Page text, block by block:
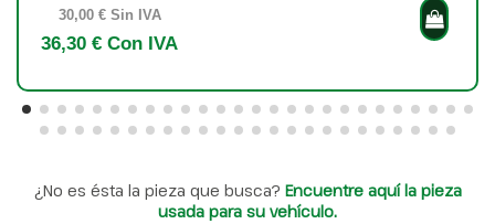
30,00 € Sin IVA
36,30 € Con IVA
¿No es ésta la pieza que busca? Encuentre aquí la pieza
usada para su vehículo.